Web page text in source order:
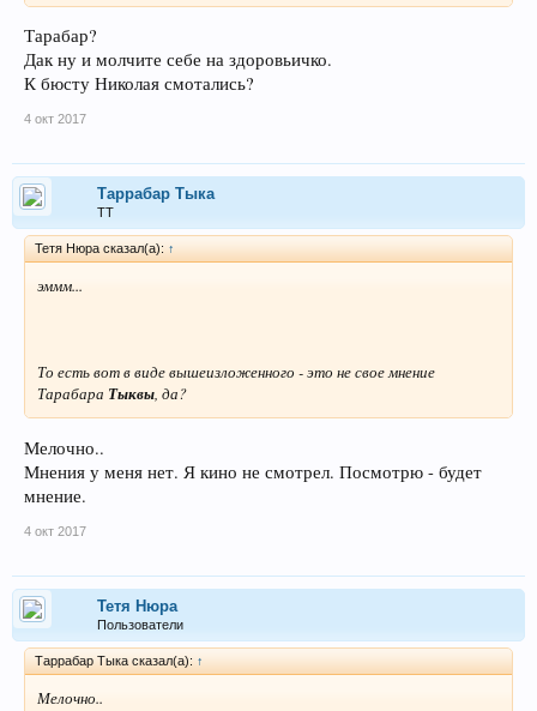
Тарабар?
Дак ну и молчите себе на здоровьичко.
К бюсту Николая смотались?
4 окт 2017
Таррабар Тыка
ТТ
Тетя Нюра сказал(а): ↑
эммм...
То есть вот в виде вышеизложенного - это не свое мнение
Тарабара Тыквы, да?
Мелочно..
Мнения у меня нет. Я кино не смотрел. Посмотрю - будет
мнение.
4 окт 2017
Тетя Нюра
Пользователи
Таррабар Тыка сказал(а): ↑
Мелочно..